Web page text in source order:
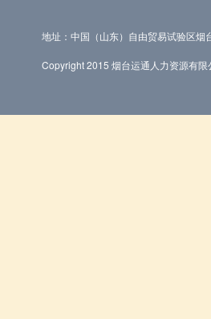
地址：中国（山东）自由贸易试验区
Copyright 2015 烟台运通人力资源有